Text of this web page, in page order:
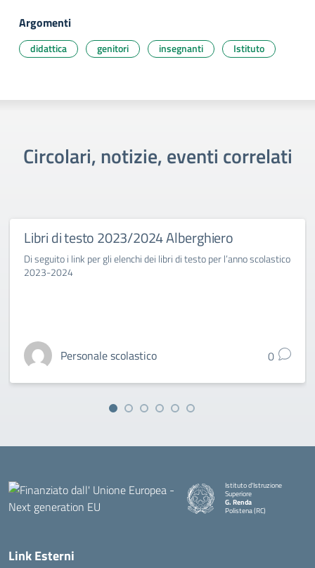
Argomenti
didattica genitori insegnanti Istituto
Circolari, notizie, eventi correlati
Libri di testo 2023/2024 Alberghiero
Di seguito i link per gli elenchi dei libri di testo per l’anno scolastico
2023-2024
Personale scolastico 0
Istituto d'Istruzione
Superiore
G. Renda
Polistena (RC)
Link Esterni